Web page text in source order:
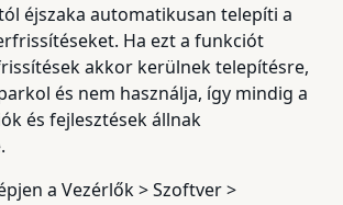
éjszaka automatikusan telepíti a
Ha ezt a funkciót
akkor kerülnek telepítésre,
és nem használja, így mindig a
és fejlesztések állnak
a Vezérlők > Szoftver >